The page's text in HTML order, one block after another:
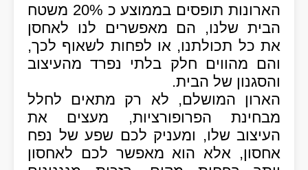
הארונות תופסים בממוצע כ 20% משטח
הבית שלנו, הם מאפשרים לנו לאחסן
את כל תכולתנו, או לפחות לשאוף לכך,
והם מהווים חלק בלתי נפרד מהעיצוב
והסגנון של הבית.
הארון המושלם, לא רק מתאים לחלל
מבחינת הפרופורציות, מעצים את
העיצוב שלו, ומעניק לכם שפע של נפח
אחסון, אלא הוא מאפשר לכם לאחסון